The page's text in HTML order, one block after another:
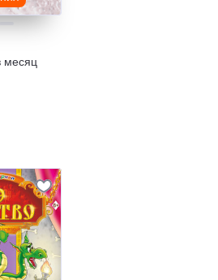
месяц